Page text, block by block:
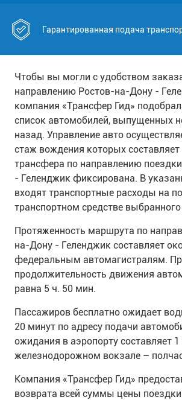
Гарантированная подача
Чтобы вы могли с удобством
направлению Ростов-на-Дону -
компания «Трансфер Гид»
список автомобилей, выпущенных
назад. Управление авто
стаж вождения которых составляет
трансфера по направлению
- Геленджик фиксирована. В
входят транспортные расходы на
транспортном средстве
Протяженность маршрута по
на-Дону - Геленджик составляет
федеральным автомагистралям.
продолжительность движения
равна 5 ч. 50 мин.
Пассажиров бесплатно ожидает
20 минут по адресу подачи
ожидания в аэропорту составляет 1
железнодорожном вокзале –
Компания «Трансфер Гид»
возврата всей суммы цены